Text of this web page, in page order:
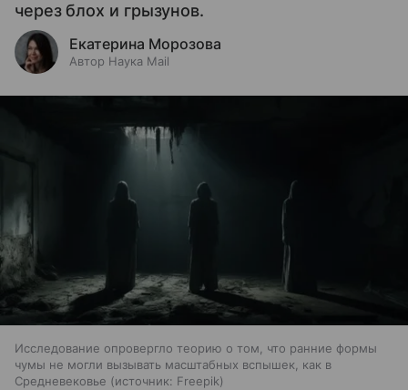
через блох и грызунов.
Екатерина Морозова
Автор Наука Mail
Исследование опровергло теорию о том, что ранние формы
чумы не могли вызывать масштабных вспышек, как в
Средневековье
источник: Freepik